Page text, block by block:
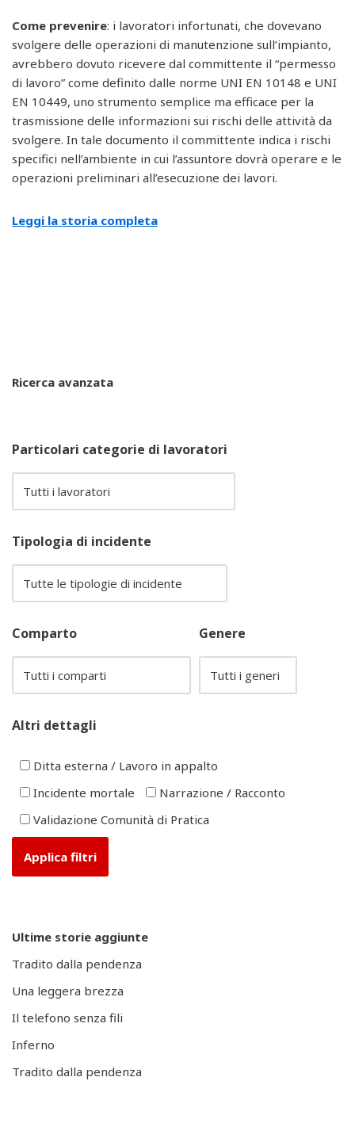
Come prevenire: i lavoratori infortunati, che dovevano
svolgere delle operazioni di manutenzione sull’impianto,
avrebbero dovuto ricevere dal committente il “permesso
di lavoro” come definito dalle norme UNI EN 10148 e UNI
EN 10449, uno strumento semplice ma efficace per la
trasmissione delle informazioni sui rischi delle attività da
svolgere. In tale documento il committente indica i rischi
specifici nell’ambiente in cui l’assuntore dovrà operare e le
operazioni preliminari all’esecuzione dei lavori.
Leggi la storia completa
Ricerca avanzata
Particolari categorie di lavoratori
Tipologia di incidente
Comparto Genere
Altri dettagli
Ditta esterna / Lavoro in appalto
Incidente mortale
Narrazione / Racconto
Validazione Comunità di Pratica
Ultime storie aggiunte
Tradito dalla pendenza
Una leggera brezza
Il telefono senza fili
Inferno
Tradito dalla pendenza